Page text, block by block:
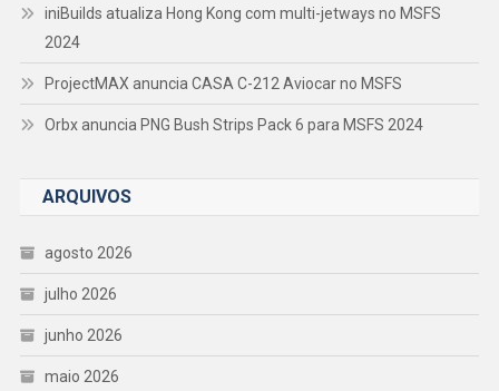
iniBuilds atualiza Hong Kong com multi-jetways no MSFS
2024
ProjectMAX anuncia CASA C-212 Aviocar no MSFS
Orbx anuncia PNG Bush Strips Pack 6 para MSFS 2024
ARQUIVOS
agosto 2026
julho 2026
junho 2026
maio 2026